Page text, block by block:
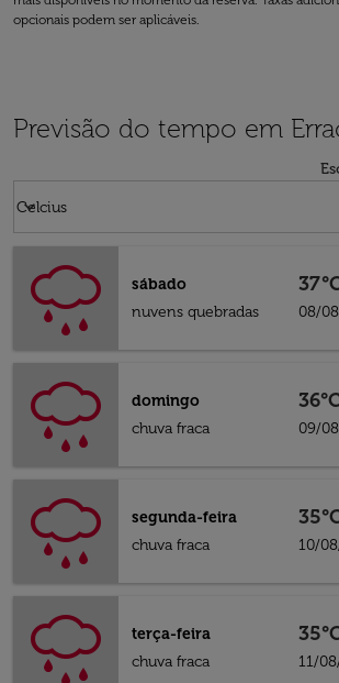
opcionais podem ser aplicáveis.
Previsão do tempo em
Celcius
keyboard_arrow_down
sábado
nuvens quebradas
08/
domingo
chuva fraca
09/
segunda-feira
chuva fraca
10/
terça-feira
chuva fraca
11/